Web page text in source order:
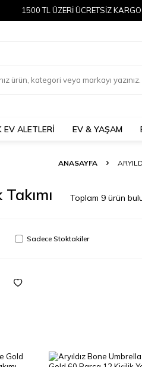
1500 TL ÜZERİ ÜCRETSİZ
EV ALETLERİ EV & YAŞAM
ANASAYFA
Toplam 9 ürün
Sadece Stoktakiler